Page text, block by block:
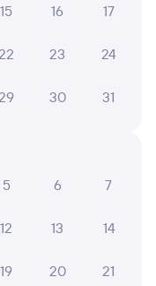
15 16 17
23 24
30 31
5 6 7
12 13 14
19 20 21